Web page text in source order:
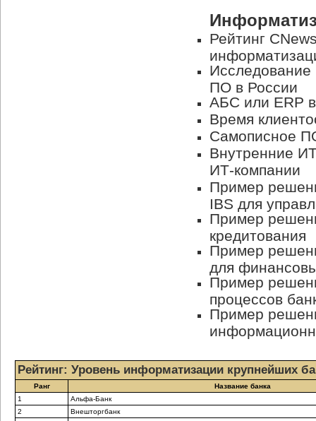
Рейтинг
Исследование
ПО в России
АБС или ERP
Время
Самописное
Внутренние
ИТ-компании
Пример
IBS для
Пример
кредитования
Пример
для
Пример
процессов
Пример
Рейтинг: Уровень информатизации крупнейших
Ранг
Название банка
1
Альфа-Банк
2
Внешторгбанк